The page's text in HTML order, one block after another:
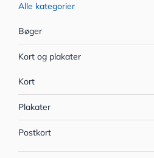
Alle kategorier
Bøger
Kort og plakater
Kort
Plakater
Postkort